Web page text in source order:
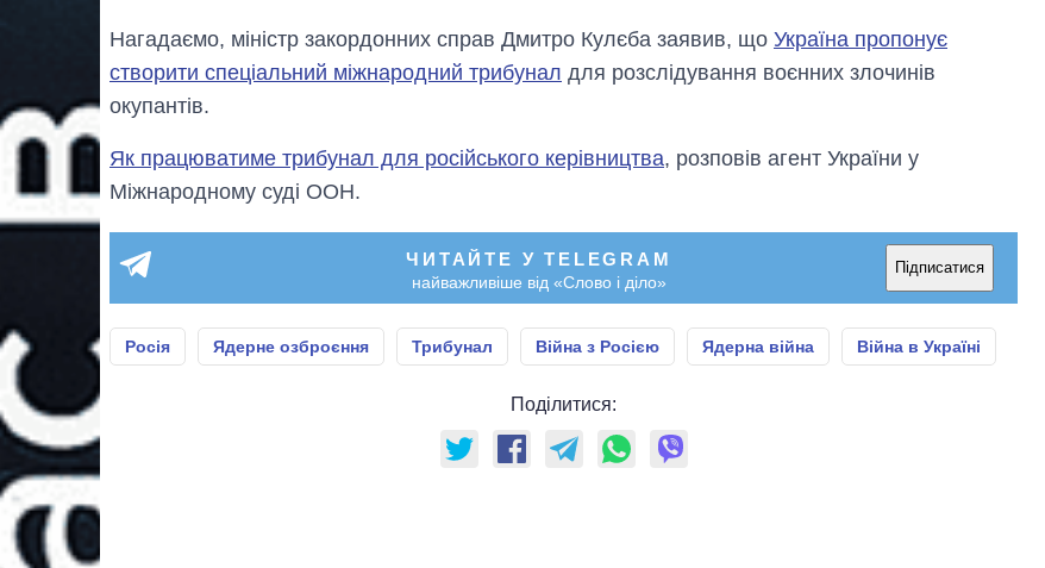
Нагадаємо, міністр закордонних справ Дмитро Кулєба заявив, що Україна пропонує
створити спеціальний міжнародний трибунал для розслідування воєнних злочинів
окупантів.
Як працюватиме трибунал для російського керівництва, розповів агент України у
Міжнародному суді ООН.
ЧИТАЙТЕ У TELEGRAM
найважливіше від «Слово і діло»
Підписатися
Росія Ядерне озброєння Трибунал Війна з Росією Ядерна війна Війна в Україні
Поділитися: